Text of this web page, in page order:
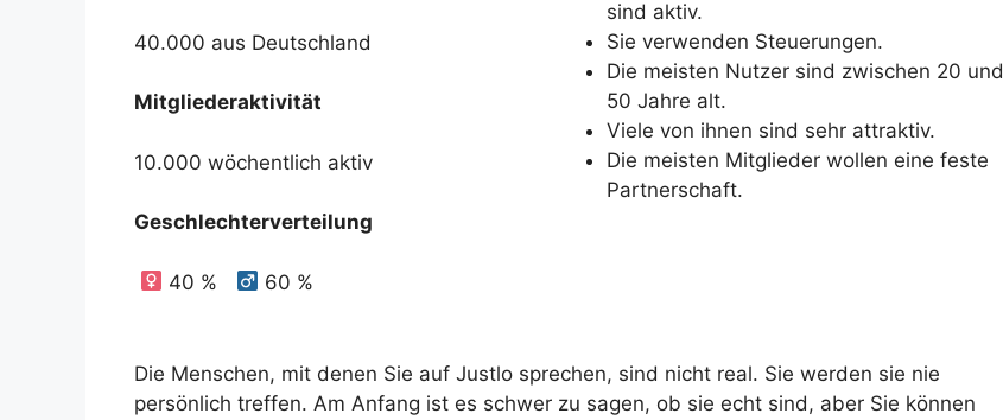
40.000 aus Deutschland
Mitgliederaktivität
10.000 wöchentlich aktiv
Geschlechterverteilung
40 % 60 %
sind aktiv.
Sie verwenden Steuerungen.
Die meisten Nutzer sind zwischen 20 und
50 Jahre alt.
Viele von ihnen sind sehr attraktiv.
Die meisten Mitglieder wollen eine feste
Partnerschaft.
Die Menschen, mit denen Sie auf Justlo sprechen, sind nicht real. Sie werden sie nie
persönlich treffen. Am Anfang ist es schwer zu sagen, ob sie echt sind, aber Sie können